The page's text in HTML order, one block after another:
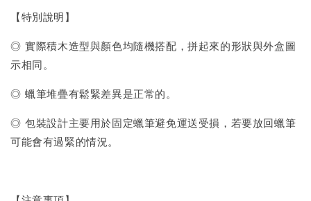
【特別說明】
◎ 實際積木造型與顏色均隨機搭配，拼起來的形狀與外盒圖
示相同。
◎ 蠟筆堆疊有鬆緊差異是正常的。
◎ 包裝設計主要用於固定蠟筆避免運送受損，若要放回蠟筆
可能會有過緊的情況。